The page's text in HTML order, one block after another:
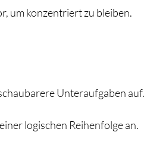
um konzentriert zu bleiben.
Unteraufgaben auf.
logischen Reihenfolge an.